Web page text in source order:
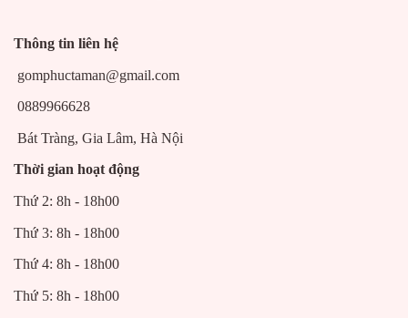
Thông tin liên hệ
gomphuctaman@gmail.com
0889966628
Bát Tràng, Gia Lâm, Hà Nội
Thời gian hoạt động
Thứ 2: 8h - 18h00
Thứ 3: 8h - 18h00
Thứ 4: 8h - 18h00
Thứ 5: 8h - 18h00